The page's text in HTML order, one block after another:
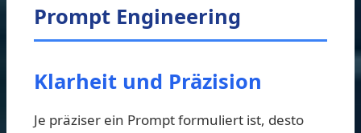
Prompt Engineering
Klarheit und Präzision
Je präziser ein Prompt formuliert ist, desto